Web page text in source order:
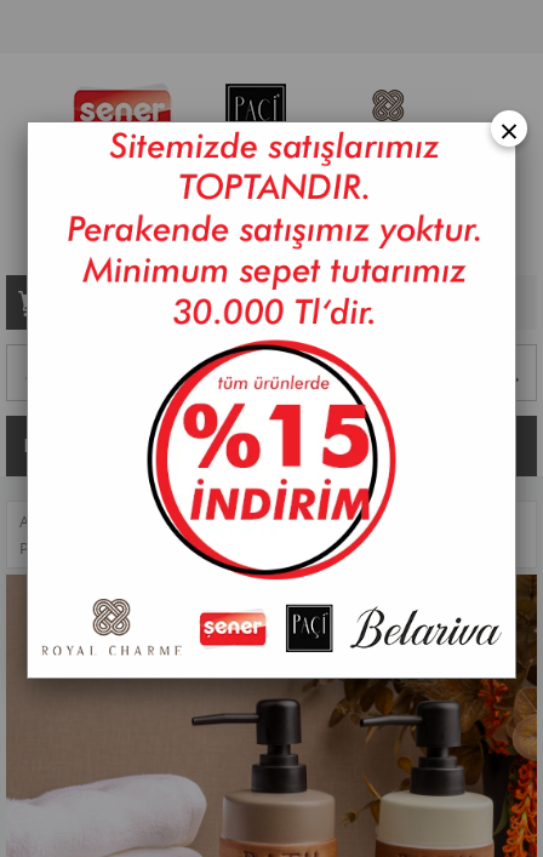
Sepetim 0 Ürün
ANASAYFA BANYO> SABUNLUKLAR >
PAÇİ-LENORA SIVI SABUNLUK
×